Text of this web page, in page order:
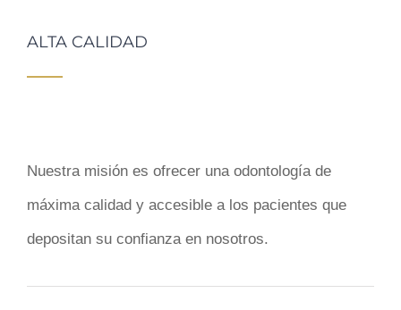
ALTA CALIDAD
Nuestra misión es ofrecer una odontología de
máxima calidad y accesible a los pacientes que
depositan su confianza en nosotros.